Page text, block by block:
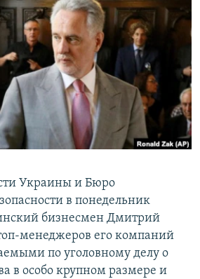
РАССЫЛКУ
Украины и Бюро
в понедельник
бизнесмен Дмитрий
менеджеров его компаний
по уголовному делу о
в особо крупном размере и